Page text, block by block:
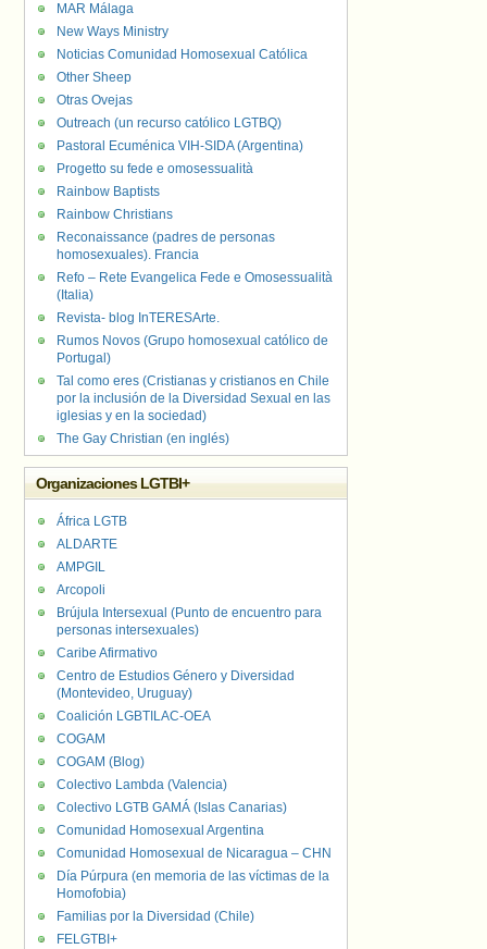
MAR Málaga
New Ways Ministry
Noticias Comunidad Homosexual Católica
Other Sheep
Otras Ovejas
Outreach (un recurso católico LGTBQ)
Pastoral Ecuménica VIH-SIDA (Argentina)
Progetto su fede e omosessualità
Rainbow Baptists
Rainbow Christians
Reconaissance (padres de personas
homosexuales). Francia
Refo – Rete Evangelica Fede e Omosessualità
(Italia)
Revista- blog InTERESArte.
Rumos Novos (Grupo homosexual católico de
Portugal)
Tal como eres (Cristianas y cristianos en Chile
por la inclusión de la Diversidad Sexual en las
iglesias y en la sociedad)
The Gay Christian (en inglés)
Organizaciones LGTBI+
África LGTB
ALDARTE
AMPGIL
Arcopoli
Brújula Intersexual (Punto de encuentro para
personas intersexuales)
Caribe Afirmativo
Centro de Estudios Género y Diversidad
(Montevideo, Uruguay)
Coalición LGBTILAC-OEA
COGAM
COGAM (Blog)
Colectivo Lambda (Valencia)
Colectivo LGTB GAMÁ (Islas Canarias)
Comunidad Homosexual Argentina
Comunidad Homosexual de Nicaragua – CHN
Día Púrpura (en memoria de las víctimas de la
Homofobia)
Familias por la Diversidad (Chile)
FELGTBI+